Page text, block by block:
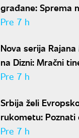
građane: Sprema
račune i troškove
Pre 7 h
Nova serija
na Dizni: Mračni
triler privlači veliku
Pre 7 h
Srbija želi
rukometu: Poznati
kandidature za
Pre 7 h